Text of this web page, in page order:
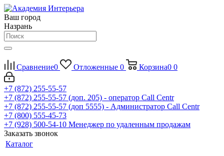
Ваш город
Назрань
Сравнение0 Отложенные 0 Корзина0 0
+7 (872) 255-55-57
+7 (872) 255-55-57 (доп. 205) - оператор Call Centr
+7 (872) 255-55-57 (доп 5555) - Администратор Call Centr
+7 (800) 555-45-73
+7 (928) 500-54-10 Менеджер по удаленным продажам
Заказать звонок
Каталог